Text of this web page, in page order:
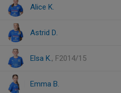
Alice K.
Astrid D.
Elsa K., F2014/15
Emma B.